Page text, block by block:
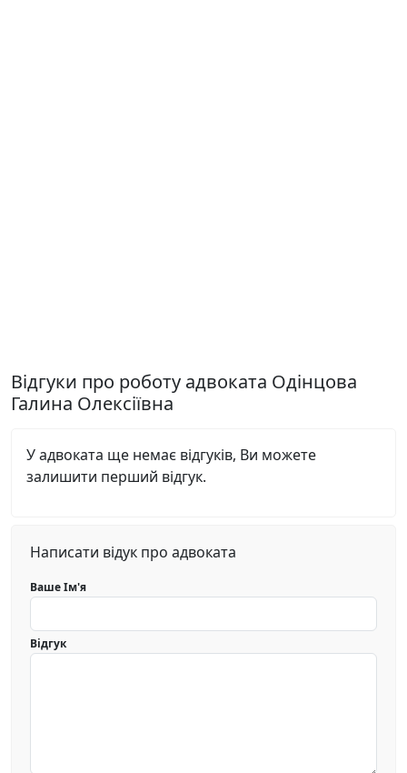
Відгуки про роботу адвоката Одінцова
Галина Олексіївна
У адвоката ще немає відгуків, Ви можете
залишити перший відгук.
Написати відук про адвоката
Ваше Ім'я
Відгук